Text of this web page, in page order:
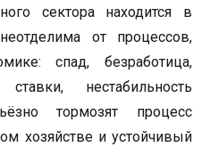
сектора находится в
от процессов,
спад, безработица,
нестабильность
тормозят процесс
хозяйстве и устойчивый